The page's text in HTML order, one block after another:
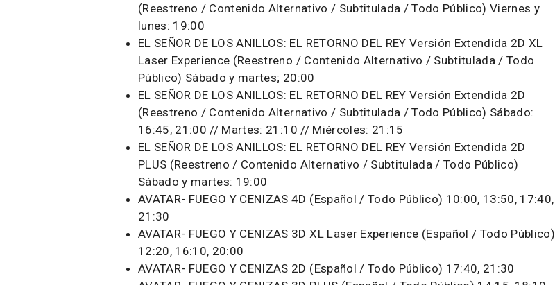
(Reestreno / Contenido Alternativo / Subtitulada / Todo Público) Viernes y
lunes: 19:00
EL SEÑOR DE LOS ANILLOS: EL RETORNO DEL REY Versión Extendida 2D XL
Laser Experience (Reestreno / Contenido Alternativo / Subtitulada / Todo
Público) Sábado y martes; 20:00
EL SEÑOR DE LOS ANILLOS: EL RETORNO DEL REY Versión Extendida 2D
(Reestreno / Contenido Alternativo / Subtitulada / Todo Público) Sábado:
16:45, 21:00 // Martes: 21:10 // Miércoles: 21:15
EL SEÑOR DE LOS ANILLOS: EL RETORNO DEL REY Versión Extendida 2D
PLUS (Reestreno / Contenido Alternativo / Subtitulada / Todo Público)
Sábado y martes: 19:00
AVATAR- FUEGO Y CENIZAS 4D (Español / Todo Público) 10:00, 13:50, 17:40,
21:30
AVATAR- FUEGO Y CENIZAS 3D XL Laser Experience (Español / Todo Público)
12:20, 16:10, 20:00
AVATAR- FUEGO Y CENIZAS 2D (Español / Todo Público) 17:40, 21:30